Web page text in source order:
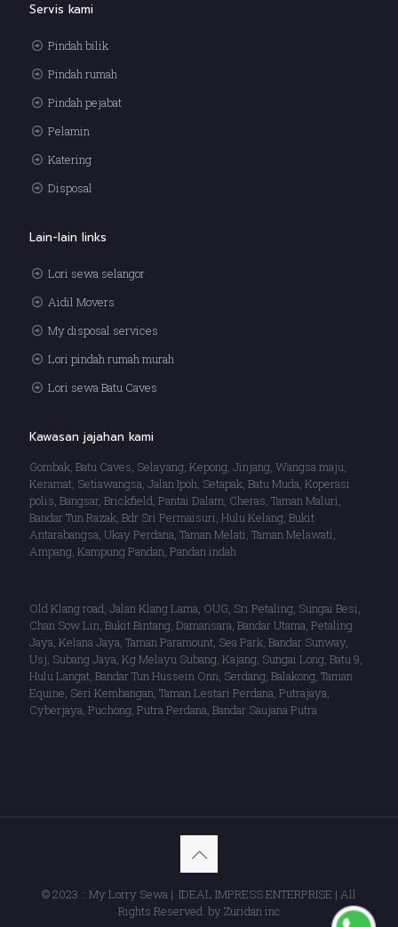
Servis kami
Pindah bilik
Pindah rumah
Pindah pejabat
Pelamin
Katering
Disposal
Lain-lain links
Lori sewa selangor
Aidil Movers
My disposal services
Lori pindah rumah murah
Lori sewa Batu Caves
Kawasan jajahan kami
Gombak, Batu Caves, Selayang, Kepong, Jinjang, Wangsa maju,
Keramat, Setiawangsa, Jalan Ipoh, Setapak, Batu Muda, Koperasi
polis, Bangsar, Brickfield, Pantai Dalam, Cheras, Taman Maluri,
Bandar Tun Razak, Bdr Sri Permaisuri, Hulu Kelang, Bukit
Antarabangsa, Ukay Perdana, Taman Melati, Taman Melawati,
Ampang, Kampung Pandan, Pandan indah
Old Klang road, Jalan Klang Lama, OUG, Sri Petaling, Sungai Besi,
Chan Sow Lin, Bukit Bintang, Damansara, Bandar Utama, Petaling
Jaya, Kelana Jaya, Taman Paramount, Sea Park, Bandar Sunway,
Usj, Subang Jaya, Kg Melayu Subang, Kajang, Sungai Long, Batu 9,
Hulu Langat, Bandar Tun Hussein Onn, Serdang, Balakong, Taman
Equine, Seri Kembangan, Taman Lestari Perdana, Putrajaya,
Cyberjaya, Puchong, Putra Perdana, Bandar Saujana Putra
© 2023 :: My Lorry Sewa |. IDEAL IMPRESS ENTERPRISE | All
Rights Reserved. by Zuridan inc